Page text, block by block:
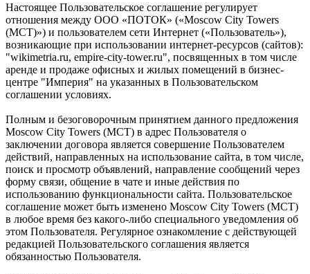
Настоящее Пользовательское соглашение регулирует
отношения между ООО «ПОТОК» («Moscow City Towers
(МСТ)») и пользователем сети Интернет («Пользователь»),
возникающие при использовании интернет-ресурсов (сайтов):
"wikimetria.ru, empire-city-tower.ru", посвященных в том числе
аренде и продаже офисных и жилых помещений в бизнес-
центре "Империя" на указанных в Пользовательском
соглашении условиях.
Полным и безоговорочным принятием данного предложения
Moscow City Towers (МСТ) в адрес Пользователя о
заключении договора является совершение Пользователем
действий, направленных на использование сайта, в том числе,
поиск и просмотр объявлений, направление сообщений через
форму связи, общение в чате и иные действия по
использованию функциональности сайта. Пользовательское
соглашение может быть изменено Moscow City Towers (МСТ)
в любое время без какого-либо специального уведомления об
этом Пользователя. Регулярное ознакомление с действующей
редакцией Пользовательского соглашения является
обязанностью Пользователя.